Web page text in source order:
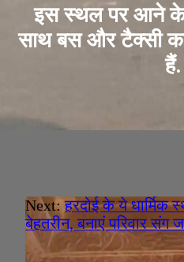
इस स्थल पर आने के
साथ बस और टैक्सी
हैं.
Next:हरदोई के ये धार्मिक
बेहतरीन, बनाएं परिवार संग